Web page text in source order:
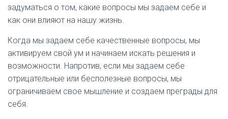
задуматься о том, какие вопросы мы задаем себе и
как они влияют на нашу жизнь.
Когда мы задаем себе качественные вопросы, мы
активируем свой ум и начинаем искать решения и
возможности. Напротив, если мы задаем себе
отрицательные или бесполезные вопросы, мы
ограничиваем свое мышление и создаем преграды для
себя.